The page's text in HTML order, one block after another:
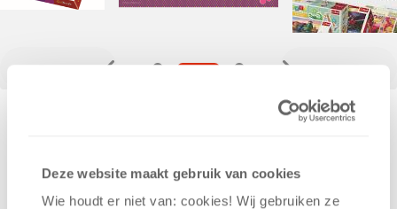
Deze website maakt gebruik van cookies
Wie houdt er niet van: cookies! Wij gebruiken ze
ONTVANG 40 OVERWINNINGSPUNTEN
UIT HET ASSORTIMENT